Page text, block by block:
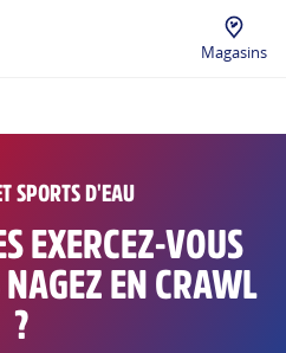
Magasins
SPORTS D'EAU
EXERCEZ-VOUS
EN CRAWL
?